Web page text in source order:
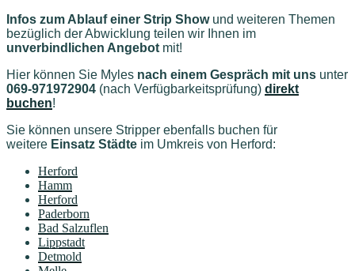
Infos zum Ablauf einer Strip Showund weiteren Themen
bezüglich der Abwicklung teilen wir Ihnen im
unverbindlichen Angebot mit!
Hier können Sie Myles nach einem Gespräch mit uns unter
069-971972904 (nach Verfügbarkeitsprüfung) direkt
buchen!
Sie können unsere Stripper ebenfalls buchen für
weitere Einsatz Städte im Umkreis von Herford:
Herford
Hamm
Herford
Paderborn
Bad Salzuflen
Lippstadt
Detmold